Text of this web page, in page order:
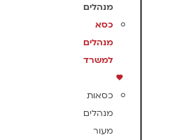
מנהלים
כסא
מנהלים
למשרד
כסאות
מנהלים
מעור